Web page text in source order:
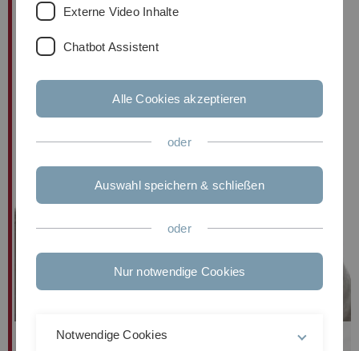
Markus Sasalovici
Externe Video Inhalte
Chatbot Assistent
Alle Cookies akzeptieren
oder
Auswahl speichern & schließen
oder
Nur notwendige Cookies
Notwendige Cookies